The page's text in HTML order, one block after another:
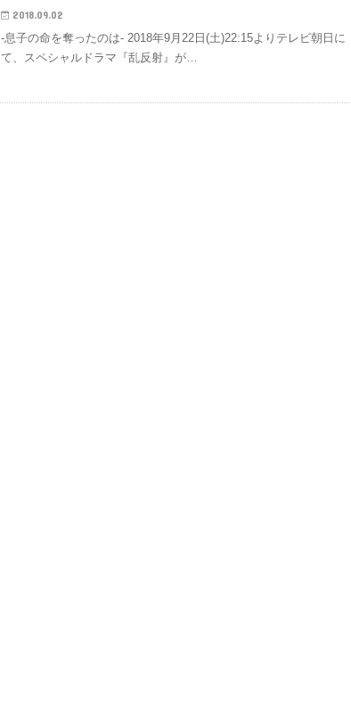
2018.09.02
-息子の命を奪ったのは- 2018年9月22日(土)22:15よりテレビ朝日に
て、スペシャルドラマ『乱反射』が…